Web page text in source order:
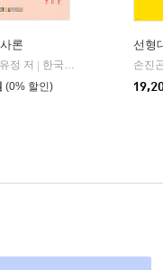
론
정 저 | 한국방송통신대학교출판문화원
(0% 할인)
선형